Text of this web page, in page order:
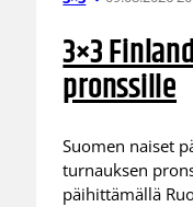
3×3
pronssille
Suomen naiset
turnauksen
päihittämällä